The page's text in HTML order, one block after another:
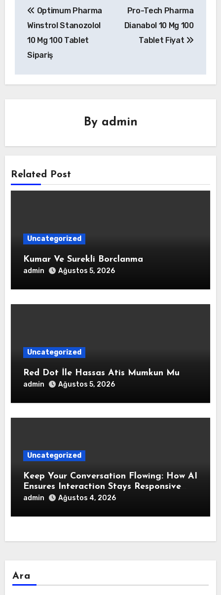
gezinmesi
Optimum Pharma
Winstrol Stanozolol
10 Mg 100 Tablet
Sipariş
Pro-Tech Pharma
Dianabol 10 Mg 100
Tablet Fiyat
By admin
Related Post
Uncategorized
Kumar Ve Surekli Borclanma
admin Ağustos 5, 2026
Uncategorized
Red Dot İle Hassas Atis Mumkun Mu
admin Ağustos 5, 2026
Uncategorized
Keep Your Conversation Flowing: How AI
Ensures Interaction Stays Responsive
During Dialogue
admin Ağustos 4, 2026
Ara